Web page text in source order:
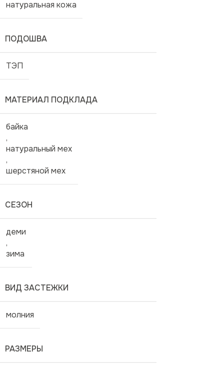
натуральная кожа
ПОДОШВА
ТЭП
МАТЕРИАЛ ПОДКЛАДА
байка
,
натуральный мех
,
шерстяной мех
СЕЗОН
деми
,
зима
ВИД ЗАСТЕЖКИ
молния
РАЗМЕРЫ